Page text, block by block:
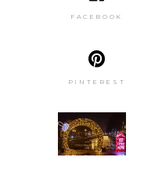
FACEBOOK
PINTEREST